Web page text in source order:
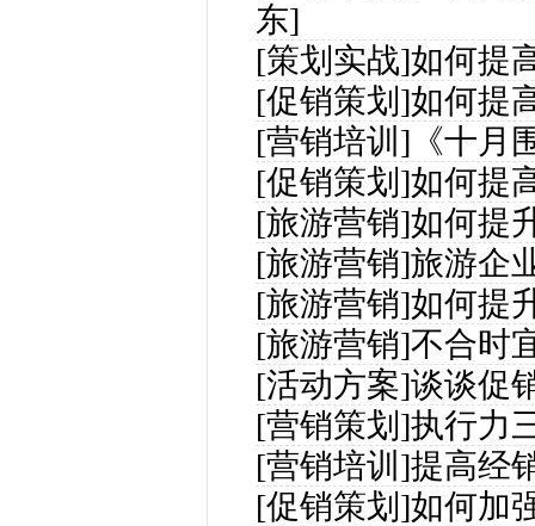
东]
[策划实战]如何提
[促销策划]如何提
[营销培训] 《十月
[促销策划]如何提
[旅游营销]如何提
[旅游营销]旅游企
[旅游营销]如何提
[旅游营销]不合时
[活动方案]谈谈促
[营销策划]执行力
[营销培训]提高经
[促销策划]如何加